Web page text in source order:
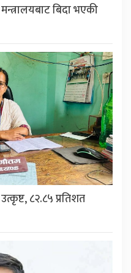
बिदा भएकी
८२.८५ प्रतिशत